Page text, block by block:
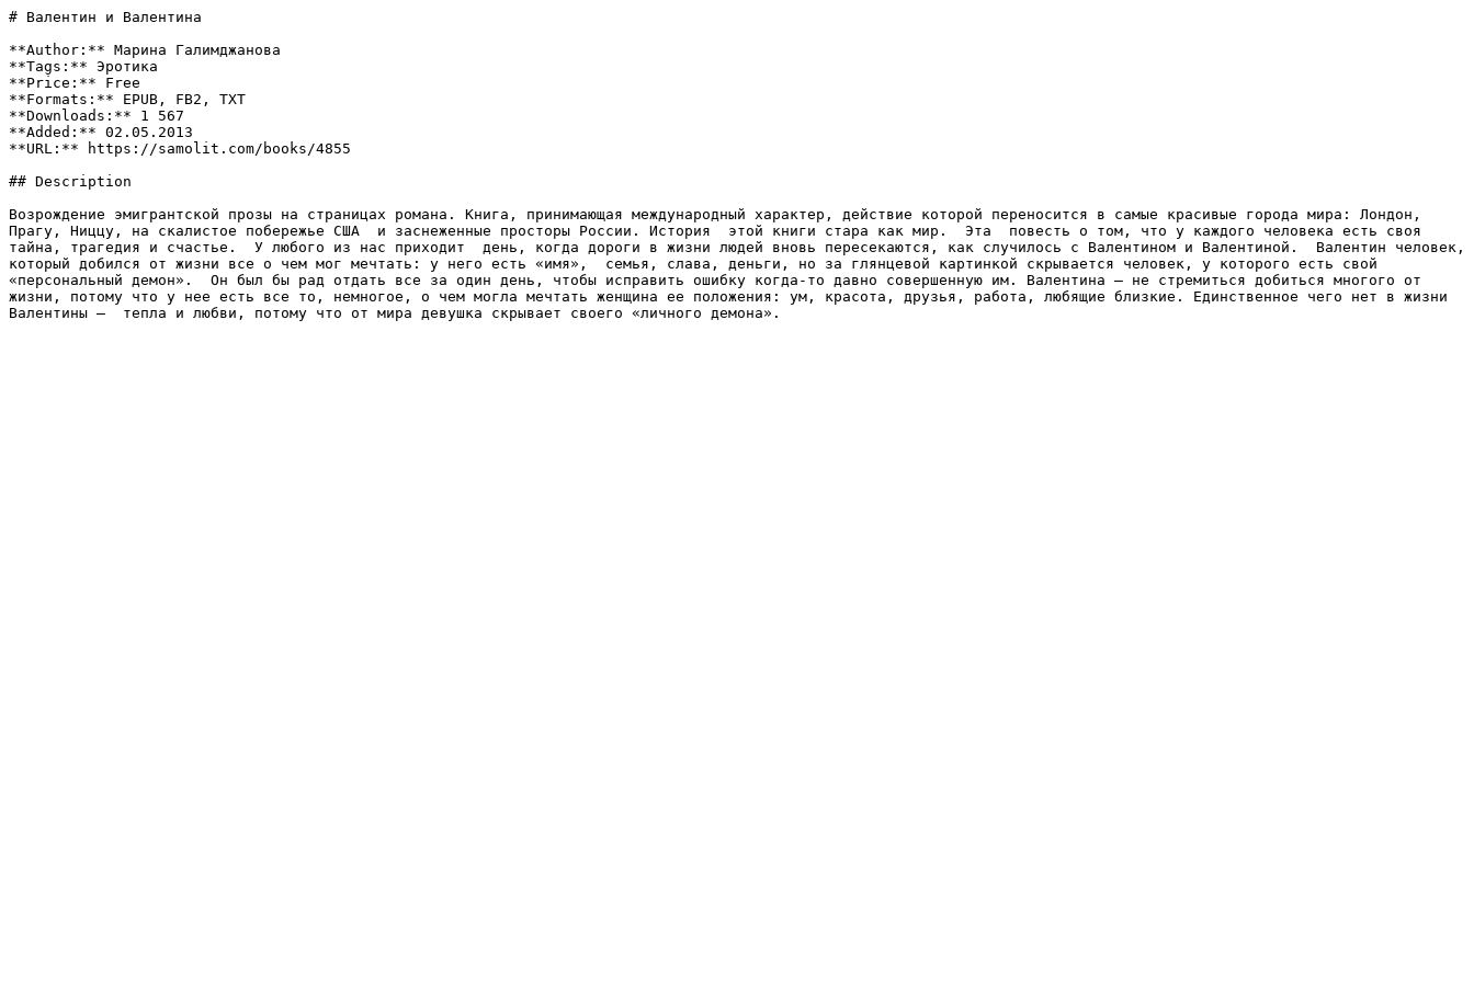
# Валентин и Валентина
**Author:** Марина Галимджанова
**Tags:** Эротика
**Price:** Free
**Formats:** EPUB, FB2, TXT
**Downloads:** 1 567
**Added:** 02.05.2013
**URL:** https://samolit.com/books/4855
## Description
Возрождение эмигрантской прозы на страницах романа. Книга, принимающая международный характер, действие которой переносится в самые красивые города мира: Лондон,
Прагу, Ниццу, на скалистое побережье США  и заснеженные просторы России. История  этой книги стара как мир.  Эта  повесть о том, что у каждого человека есть своя
тайна, трагедия и счастье.  У любого из нас приходит  день, когда дороги в жизни людей вновь пересекаются, как случилось с Валентином и Валентиной.  Валентин человек,
который добился от жизни все о чем мог мечтать: у него есть «имя»,  семья, слава, деньги, но за глянцевой картинкой скрывается человек, у которого есть свой
«персональный демон».  Он был бы рад отдать все за один день, чтобы исправить ошибку когда-то давно совершенную им. Валентина – не стремиться добиться многого от
жизни, потому что у нее есть все то, немногое, о чем могла мечтать женщина ее положения: ум, красота, друзья, работа, любящие близкие. Единственное чего нет в жизни
Валентины –  тепла и любви, потому что от мира девушка скрывает своего «личного демона».